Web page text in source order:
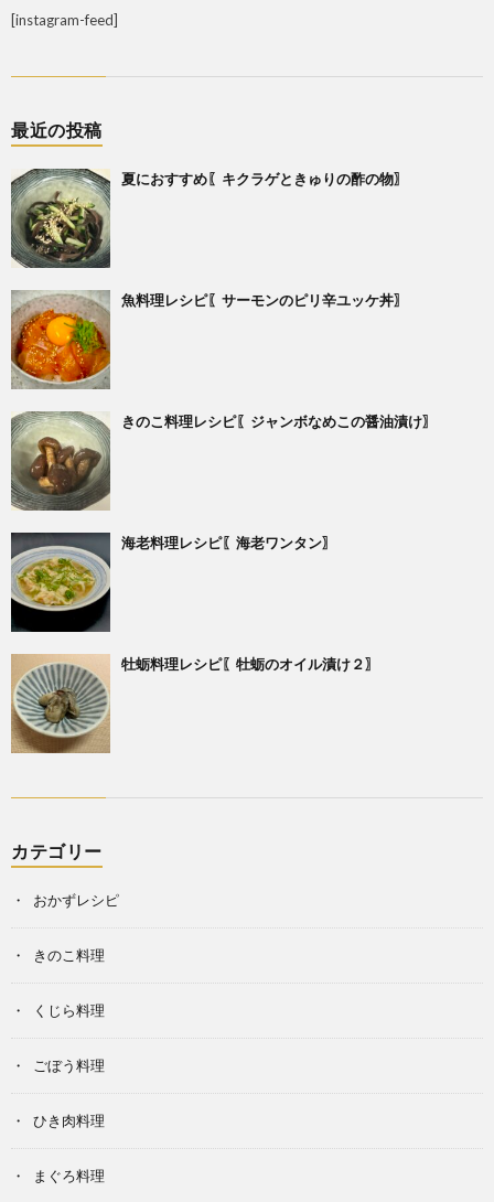
[instagram-feed]
最近の投稿
夏におすすめ〖キクラゲときゅりの酢の物〗
魚料理レシピ〖サーモンのピリ辛ユッケ丼〗
きのこ料理レシピ〖ジャンボなめこの醤油漬け〗
海老料理レシピ〖海老ワンタン〗
牡蛎料理レシピ〖牡蛎のオイル漬け２〗
カテゴリー
おかずレシピ
きのこ料理
くじら料理
ごぼう料理
ひき肉料理
まぐろ料理